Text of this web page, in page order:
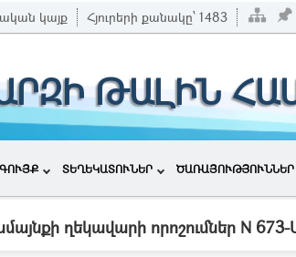
կայք Հյուրերի քանակը՝ 1483
ԹԱԼԻՆ
ՏԵՂԵԿԱՏՈՒՆԵՐ ԾԱՌԱՅՈՒԹՅՈՒՆՆԵՐ
ղեկավարի որոշումներ N 673-